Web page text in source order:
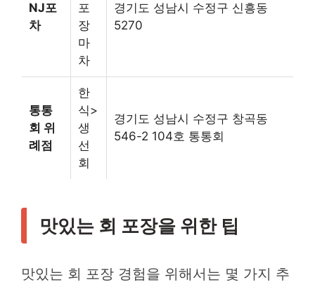
NJ포
차
포
장
마
차
경기도 성남시 수정구 신흥동
5270
통통
회 위
례점
한
식>
생
선
회
경기도 성남시 수정구 창곡동
546-2 104호 통통회
맛있는 회 포장을 위한 팁
맛있는 회 포장 경험을 위해서는 몇 가지 추